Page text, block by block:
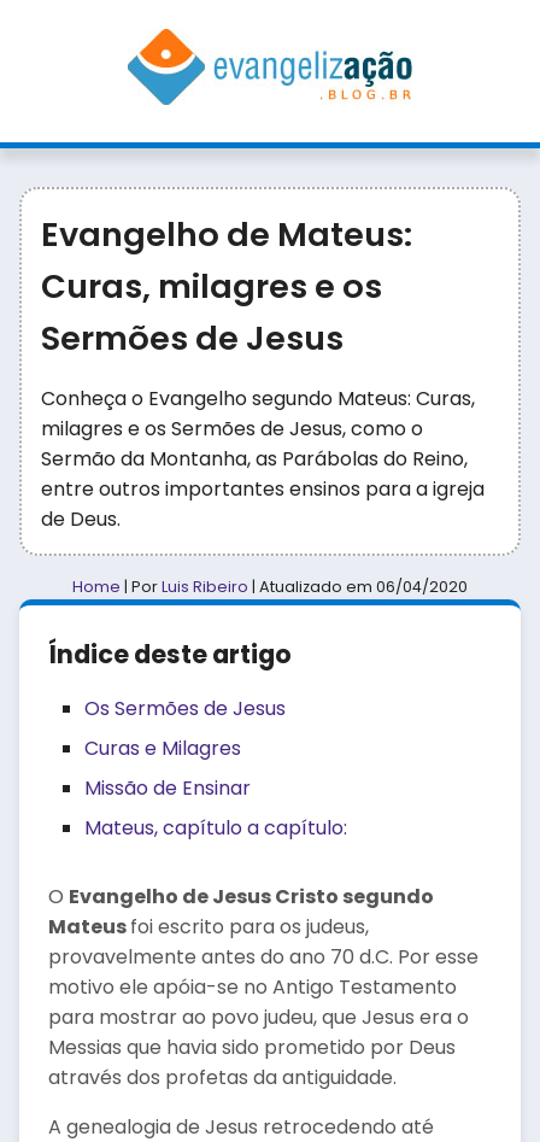
Evangelho de Mateus:
Curas, milagres e os
Sermões de Jesus
Conheça o Evangelho segundo Mateus: Curas,
milagres e os Sermões de Jesus, como o
Sermão da Montanha, as Parábolas do Reino,
entre outros importantes ensinos para a igreja
de Deus.
Home | PorLuis Ribeiro | Atualizado em 06/04/2020
Índice deste artigo
Os Sermões de Jesus
Curas e Milagres
Missão de Ensinar
Mateus, capítulo a capítulo:
O Evangelho de Jesus Cristo segundo
Mateusfoi escrito para os judeus,
provavelmente antes do ano 70 d.C. Por esse
motivo ele apóia-se no Antigo Testamento
para mostrar ao povo judeu, que Jesus era o
Messias que havia sido prometido por Deus
através dos profetas da antiguidade.
A genealogia de Jesus retrocedendo até